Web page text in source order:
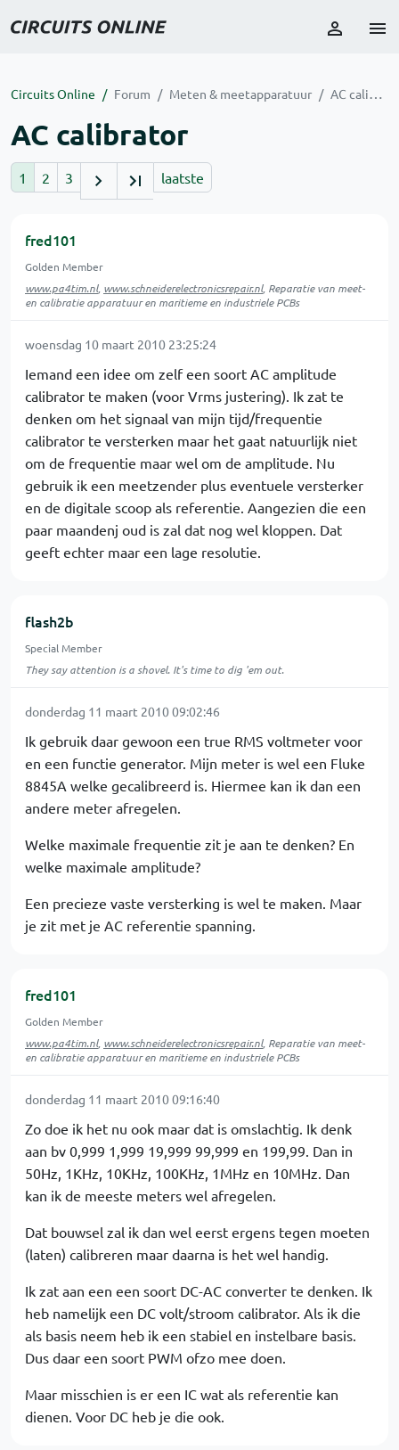
Circuits Online Forum Meten & meetapparatuur AC calibrator
AC calibrator
1 2 3 laatste
fred101
Golden Member
www.pa4tim.nl, www.schneiderelectronicsrepair.nl, Reparatie van meet-
en calibratie apparatuur en maritieme en industriele PCBs
woensdag 10 maart 2010 23:25:24
Iemand een idee om zelf een soort AC amplitude
calibrator te maken (voor Vrms justering). Ik zat te
denken om het signaal van mijn tijd/frequentie
calibrator te versterken maar het gaat natuurlijk niet
om de frequentie maar wel om de amplitude. Nu
gebruik ik een meetzender plus eventuele versterker
en de digitale scoop als referentie. Aangezien die een
paar maandenj oud is zal dat nog wel kloppen. Dat
geeft echter maar een lage resolutie.
flash2b
Special Member
They say attention is a shovel. It's time to dig 'em out.
donderdag 11 maart 2010 09:02:46
Ik gebruik daar gewoon een true RMS voltmeter voor
en een functie generator. Mijn meter is wel een Fluke
8845A welke gecalibreerd is. Hiermee kan ik dan een
andere meter afregelen.
Welke maximale frequentie zit je aan te denken? En
welke maximale amplitude?
Een precieze vaste versterking is wel te maken. Maar
je zit met je AC referentie spanning.
fred101
Golden Member
www.pa4tim.nl, www.schneiderelectronicsrepair.nl, Reparatie van meet-
en calibratie apparatuur en maritieme en industriele PCBs
donderdag 11 maart 2010 09:16:40
Zo doe ik het nu ook maar dat is omslachtig. Ik denk
aan bv 0,999 1,999 19,999 99,999 en 199,99. Dan in
50Hz, 1KHz, 10KHz, 100KHz, 1MHz en 10MHz. Dan
kan ik de meeste meters wel afregelen.
Dat bouwsel zal ik dan wel eerst ergens tegen moeten
(laten) calibreren maar daarna is het wel handig.
Ik zat aan een een soort DC-AC converter te denken. Ik
heb namelijk een DC volt/stroom calibrator. Als ik die
als basis neem heb ik een stabiel en instelbare basis.
Dus daar een soort PWM ofzo mee doen.
Maar misschien is er een IC wat als referentie kan
dienen. Voor DC heb je die ook.